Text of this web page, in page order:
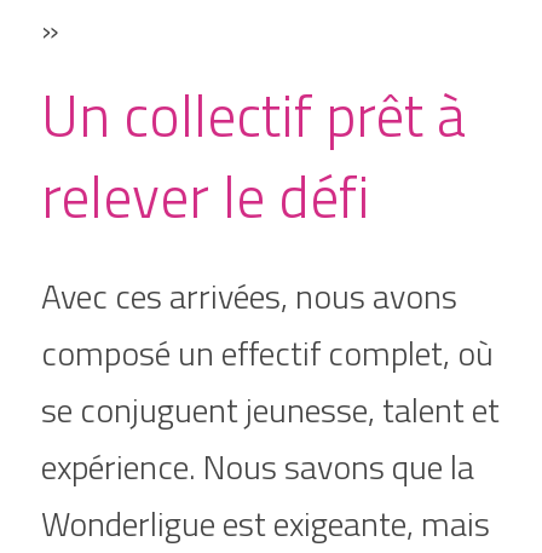
»
Un collectif prêt à
relever le défi
Avec ces arrivées, nous avons
composé un effectif complet, où
se conjuguent jeunesse, talent et
expérience. Nous savons que la
Wonderligue est exigeante, mais